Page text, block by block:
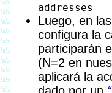
addresses
Luego, en
configura la
participarán
(N=2 en
aplicará la